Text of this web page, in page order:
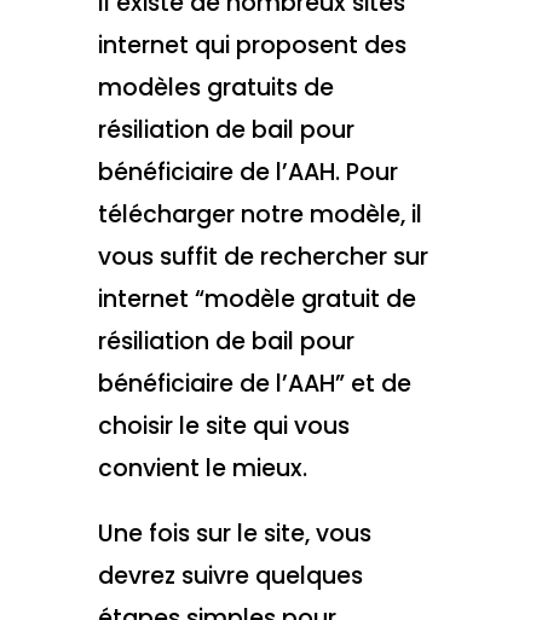
internet qui proposent des
modèles gratuits de
résiliation de bail pour
bénéficiaire de l’AAH. Pour
télécharger notre modèle, il
vous suffit de rechercher sur
internet “modèle gratuit de
résiliation de bail pour
bénéficiaire de l’AAH” et de
choisir le site qui vous
convient le mieux.
Une fois sur le site, vous
devrez suivre quelques